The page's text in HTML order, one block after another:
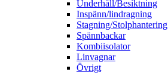
Underhåll/Besiktning
Inspänn/lindragning
Stagning/Stolphantering
Spännbackar
Kombiisolator
Linvagnar
Övrigt